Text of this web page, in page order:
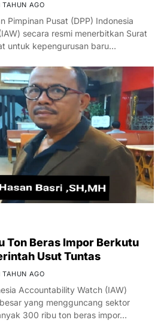
TAHUN AGO
Pimpinan Pusat (DPP) Indonesia
secara resmi menerbitkan Surat
untuk kepengurusan baru…
Ton Beras Impor Berkutu
Usut Tuntas
TAHUN AGO
Accountability Watch (IAW)
yang mengguncang sektor
300 ribu ton beras impor…